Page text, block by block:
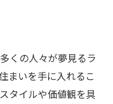
くの人々が夢見るラ
まいを手に入れるこ
タイルや価値観を具